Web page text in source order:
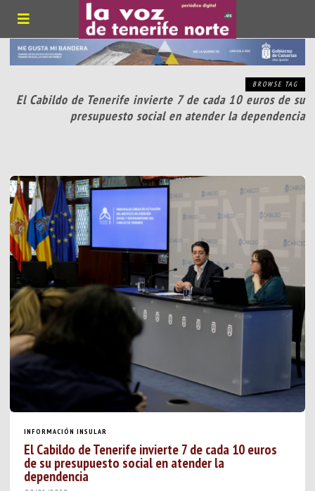
BROWSE TAG
El Cabildo de Tenerife invierte 7 de cada 10 euros de su
presupuesto social en atender la dependencia
INFORMACIÓN INSULAR
El Cabildo de Tenerife invierte 7 de cada 10 euros
de su presupuesto social en atender la
dependencia